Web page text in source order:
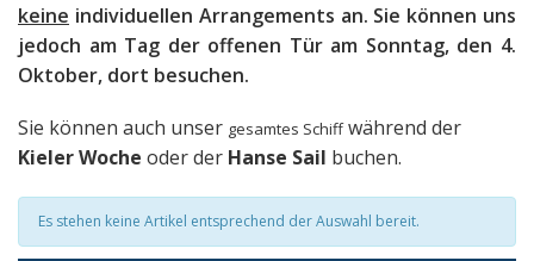
keine individuellen Arrangements an. Sie können uns
jedoch am Tag der offenen Tür am Sonntag, den 4.
Oktober, dort besuchen.
Sie können auch unser gesamtes Schiffwährend der
Kieler Woche oder der Hanse Sail buchen.
Es stehen keine Artikel entsprechend der Auswahl bereit.